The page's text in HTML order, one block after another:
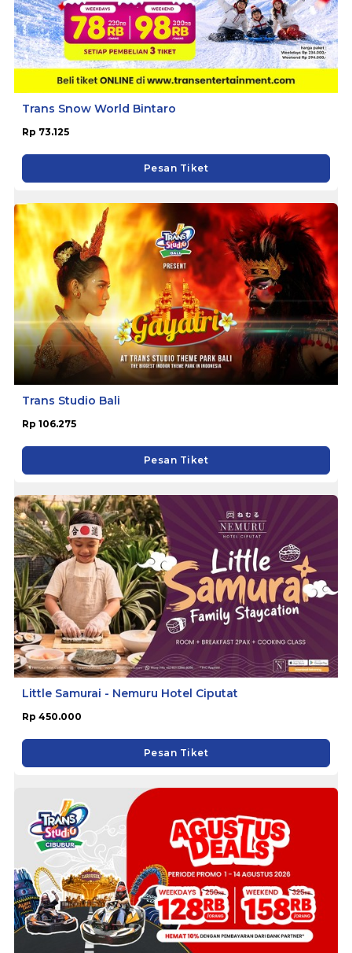
Trans Snow World Bintaro
Rp 73.125
Pesan Tiket
Trans Studio Bali
Rp 106.275
Pesan Tiket
Little Samurai - Nemuru Hotel Ciputat
Rp 450.000
Pesan Tiket